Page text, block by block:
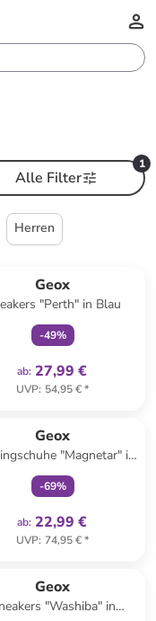
1
Alle Filter
Herren
Geox
"Perth" in Blau
-49%
ab: 27,99 €
UVP: 54,95 €*
Geox
"Magnetar" in
Blau/ Orange
-69%
ab: 22,99 €
UVP: 74,95 €*
Geox
"Washiba" in